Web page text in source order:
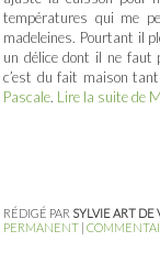
températures qui me
madeleines. Pourtant il
un délice dont il ne faut
c’est du fait maison
Pascale. Lire la suite de
RÉDIGÉ PAR SYLVIE ART DE
PERMANENT